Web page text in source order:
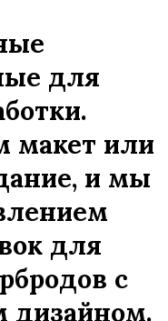
для
макет или
и мы
для
с
дизайном.